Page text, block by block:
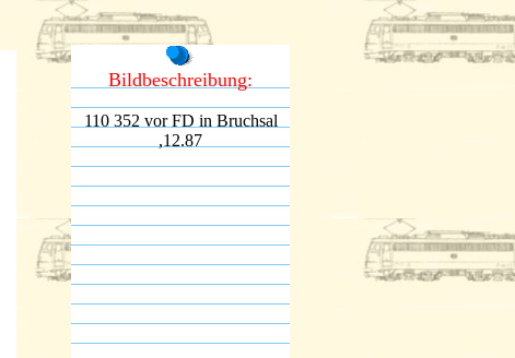
Bildbeschreibung:
110 352 vor FD in Bruchsal
,12.87